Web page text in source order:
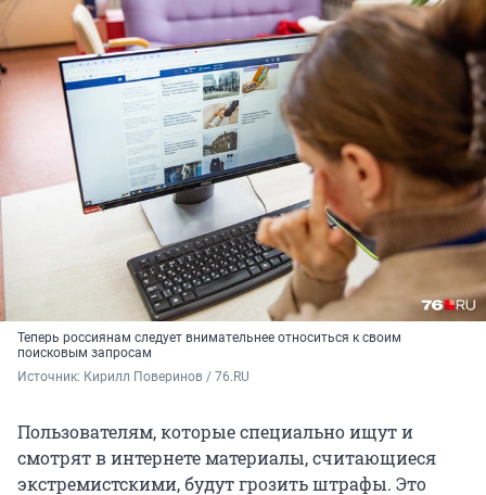
Теперь россиянам следует внимательнее относиться к своим
поисковым запросам
Источник: Кирилл Поверинов / 76.RU
Пользователям, которые специально ищут и
смотрят в интернете материалы, считающиеся
экстремистскими, будут грозить штрафы. Это